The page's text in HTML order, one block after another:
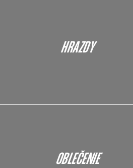
HRAZDY
OBLEČENIE